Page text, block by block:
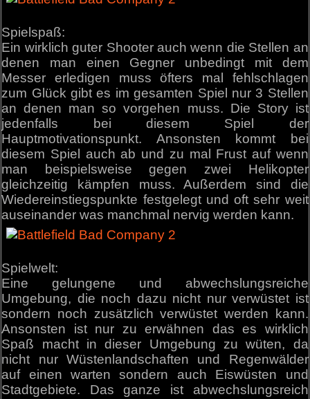
Spielspaß:
Ein wirklich guter Shooter auch wenn die Stellen an
denen man einen Gegner unbedingt mit dem
Messer erledigen muss öfters mal fehlschlagen
zum Glück gibt es im gesamten Spiel nur 3 Stellen
an denen man so vorgehen muss. Die Story ist
jedenfalls bei diesem Spiel der
Hauptmotivationspunkt. Ansonsten kommt bei
diesem Spiel auch ab und zu mal Frust auf wenn
man beispielsweise gegen zwei Helikopter
gleichzeitig kämpfen muss. Außerdem sind die
Wiedereinstiegspunkte festgelegt und oft sehr weit
auseinander was manchmal nervig werden kann.
Spielwelt:
Eine gelungene und abwechslungsreiche
Umgebung, die noch dazu nicht nur verwüstet ist
sondern noch zusätzlich verwüstet werden kann.
Ansonsten ist nur zu erwähnen das es wirklich
Spaß macht in dieser Umgebung zu wüten, da
nicht nur Wüstenlandschaften und Regenwälder
auf einen warten sondern auch Eiswüsten und
Stadtgebiete. Das ganze ist abwechslungsreich